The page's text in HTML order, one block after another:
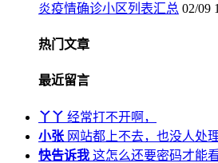
炎疫情确诊小区列表汇总 02/09 1
热门文章
最近留言
丫丫 经常打不开啊，
小张 网站都上不去，也没人处
快告诉我 这怎么还要密码才能